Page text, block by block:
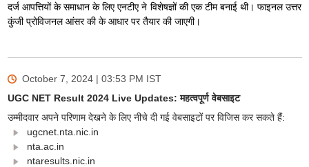
दर्ज आपत्तियों के समाधान के लिए एनटीए ने विशेषज्ञों की एक टीम बनाई थी। फाइनल उत्तर
कुंजी प्रोविजनल आंसर की के आधार पर तैयार की जाएगी।
October 7, 2024 | 03:53 PM IST
UGC NET Result 2024 Live Updates: महत्वपूर्ण वेबसाइट
उम्मीदवार अपने परिणाम देखने के लिए नीचे दी गई वेबसाइटों पर विजिस कर सकते हैं:
ugcnet.nta.nic.in
nta.ac.in
ntaresults.nic.in